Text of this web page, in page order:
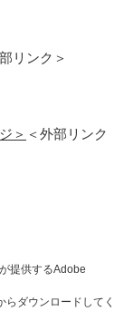
リンク＞
＞ ＜外部リンク
提供するAdobe
ダウンロードしてく